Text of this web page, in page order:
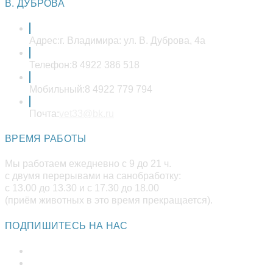
В. ДУБРОВА
Адрес:г. Владимира: ул. В. Дуброва, 4а
Телефон:8 4922 386 518
Мобильный:8 4922 779 794
Почта:
ВРЕМЯ РАБОТЫ
Мы работаем ежедневно с 9 до 21 ч.
с двумя перерывами на санобработку:
с 13.00 до 13.30 и с 17.30 до 18.00
(приём животных в это время прекращается).
ПОДПИШИТЕСЬ НА НАС